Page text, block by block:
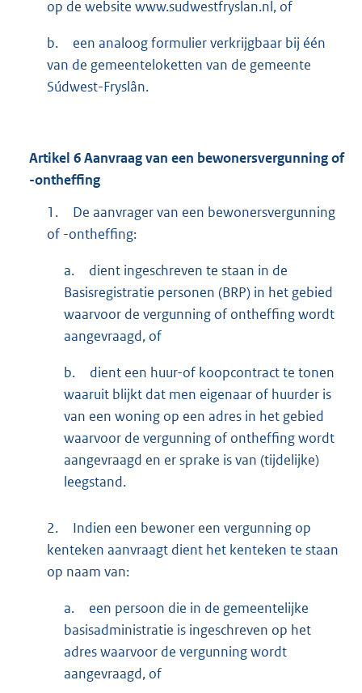
op de website www.sudwestfryslan.nl, of
b.
een analoog formulier verkrijgbaar bij één
van de gemeenteloketten van de gemeente
Súdwest-Fryslân.
Artikel 6Aanvraag van een bewonersvergunning of
-ontheffing
1.
De aanvrager van een bewonersvergunning
of -ontheffing:
a.
dient ingeschreven te staan in de
Basisregistratie personen (BRP) in het gebied
waarvoor de vergunning of ontheffing wordt
aangevraagd, of
b.
dient een huur-of koopcontract te tonen
waaruit blijkt dat men eigenaar of huurder is
van een woning op een adres in het gebied
waarvoor de vergunning of ontheffing wordt
aangevraagd en er sprake is van (tijdelijke)
leegstand.
2.
Indien een bewoner een vergunning op
kenteken aanvraagt dient het kenteken te staan
op naam van:
a.
een persoon die in de gemeentelijke
basisadministratie is ingeschreven op het
adres waarvoor de vergunning wordt
aangevraagd, of